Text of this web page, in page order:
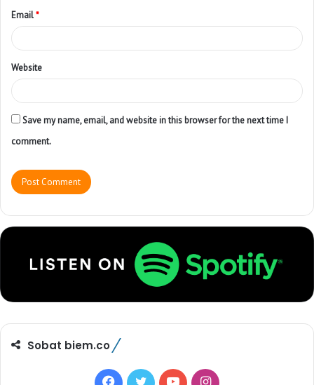
Email*
Website
Save my name, email, and website in this browser for the next time I
comment.
Sobat biem.co